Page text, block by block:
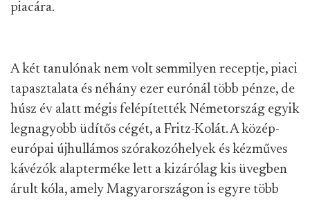
piacára.
A két tanulónak nem volt semmilyen receptje, piaci
tapasztalata és néhány ezer eurónál több pénze, de
húsz év alatt mégis felépítették Németország egyik
legnagyobb üdítős cégét, a Fritz-Kolát. A közép-
európai újhullámos szórakozóhelyek és kézműves
kávézók alapterméke lett a kizárólag kis üvegben
árult kóla, amely Magyarországon is egyre több